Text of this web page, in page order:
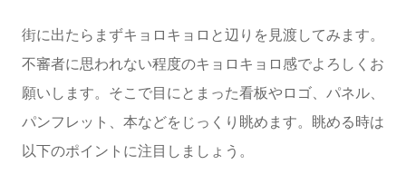
街に出たらまずキョロキョロと辺りを見渡してみます。
不審者に思われない程度のキョロキョロ感でよろしくお
願いします。そこで目にとまった看板やロゴ、パネル、
パンフレット、本などをじっくり眺めます。眺める時は
以下のポイントに注目しましょう。